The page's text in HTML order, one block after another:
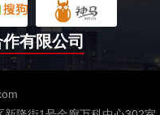
工
￥木工10人：500元/天
作签常年招收工种
￥18000-20000元/月
仓库包装工
有限公司